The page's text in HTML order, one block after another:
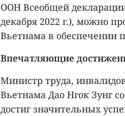
ООН Всеобщей декларации
декабря 2022 г.), можно
Вьетнама в обеспечении
Впечатляющие
Министр труда,
Вьетнама Дао Нгок Зунг
достиг значительных